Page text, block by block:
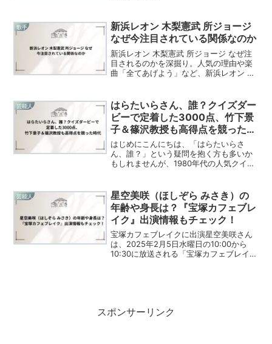
歌手
新浜レオン 木梨憲武 所ジョージ
なぜ今注目されている関係なのか
新浜レオン 木梨憲武 所ジョージ なぜ注
目されるのかを深掘り。人気の理由や楽
曲「全てあげよう」など、新浜レオン 木
芸能人
はらたいらさん、誰？クイズダー
ビーで定着した3000点、竹下景
子＆篠沢教授も高得点を競った時
代
はじめにこんにちは、「はらたいらさ
ん、誰？」という疑問を抱く方も多いか
もしれませんが、1980年代の人気クイズ
ものであるかが分かるはずです。はらた
いらさんに3000点の...
芸能人
星空美咲（ほしぞら みさき）の
年齢や身長は？『宝塚カフェブレ
イク』出演情報もチェック！
宝塚カフェブレイクに出演星空美咲さん
は、2025年2月5日水曜日の10:00から
10:30に放送される「宝塚カフェブレイ
スポンサーリンク